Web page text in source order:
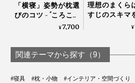
「横寝」姿勢が枕選
びのコツ - “ころころ
寝返り”が誰でもでき
¥7,700
理想のまくら
すじのスキマ
てくれるもの
触を調節でき
のまくら |
¥
関連テーマから探す（9）
#寝具 #枕・小物 #インテリア・空間づくり